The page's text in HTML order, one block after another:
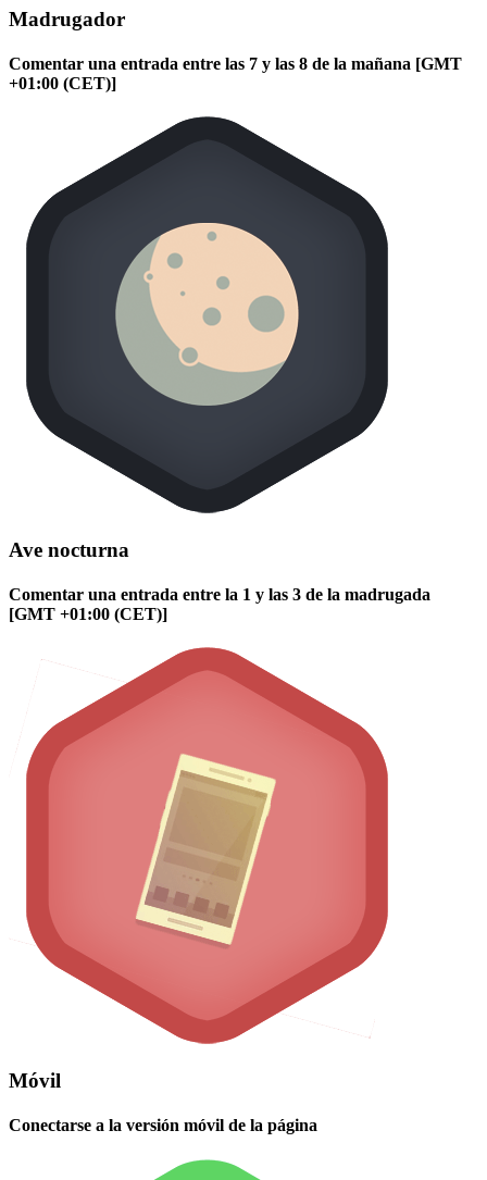
Madrugador
Comentar una entrada entre las 7 y las 8 de la mañana [GMT
+01:00 (CET)]
Ave nocturna
Comentar una entrada entre la 1 y las 3 de la madrugada
[GMT +01:00 (CET)]
Móvil
Conectarse a la versión móvil de la página